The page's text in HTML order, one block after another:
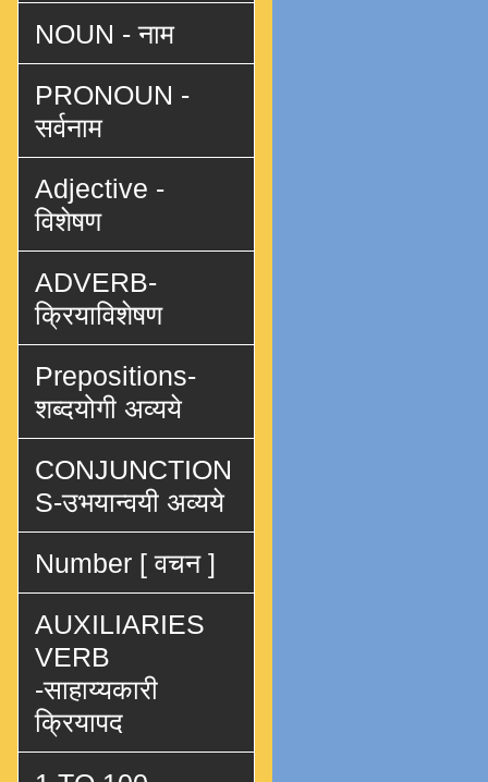
NOUN - नाम
PRONOUN -
सर्वनाम
Adjective -
विशेषण
ADVERB-
क्रियाविशेषण
Prepositions-
शब्दयोगी अव्यये
CONJUNCTION
S-उभयान्वयी अव्यये
Number [ वचन ]
AUXILIARIES
VERB
-साहाय्यकारी
क्रियापद